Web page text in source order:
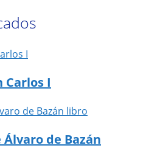
Carlos I
Álvaro de Bazán